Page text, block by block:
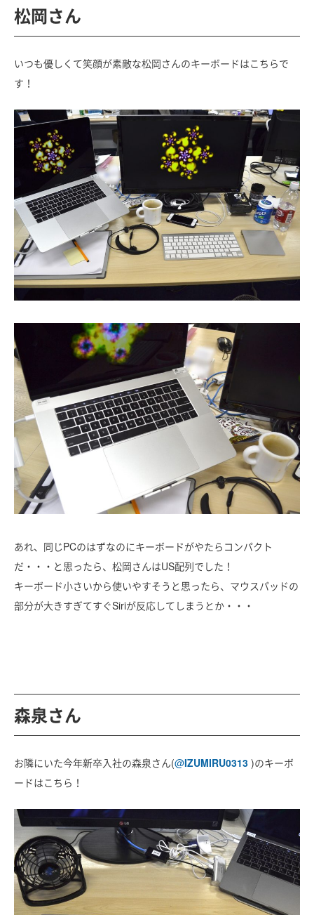
松岡さん
いつも優しくて笑顔が素敵な松岡さんのキーボードはこちらで
す！
あれ、同じPCのはずなのにキーボードがやたらコンパクト
だ・・・と思ったら、松岡さんはUS配列でした！
キーボード小さいから使いやすそうと思ったら、マウスパッドの
部分が大きすぎてすぐSiriが反応してしまうとか・・・
森泉さん
お隣にいた今年新卒入社の森泉さん(@IZUMIRU0313 )のキーボ
ードはこちら！